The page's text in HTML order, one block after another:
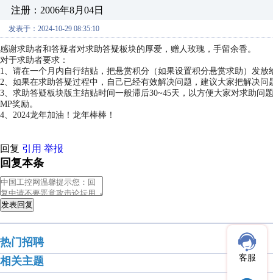
注册：2006年8月04日
发表于：2024-10-29 08:35:10
感谢求助者和答疑者对求助答疑板块的厚爱，赠人玫瑰，手留余香。
对于求助者要求：
1、请在一个月内自行结贴，把悬赏积分（如果设置积分悬赏求助）发放
2、如果在求助答疑过程中，自己已经有效解决问题，建议大家把解决
3、求助答疑板块版主结贴时间一般滞后30~45天，以方便大家对求助
MP奖励。
4、2024龙年加油！龙年棒棒！
回复 引用 举报
回复本条
发表回复
热门招聘
相关主题
客服